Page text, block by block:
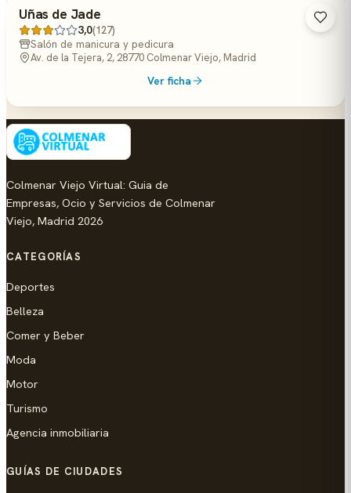
Uñas de Jade
3,0(127)
Salón de manicura y pedicura
Av. de la Tejera, 2, 28770 Colmenar Viejo, Madrid
Ver ficha
Colmenar Viejo Virtual: Guia de
Empresas, Ocio y Servicios de Colmenar
Viejo, Madrid 2026
CATEGORÍAS
Deportes
Belleza
Comer y Beber
Moda
Motor
Turismo
Agencia inmobiliaria
GUÍAS DE CIUDADES